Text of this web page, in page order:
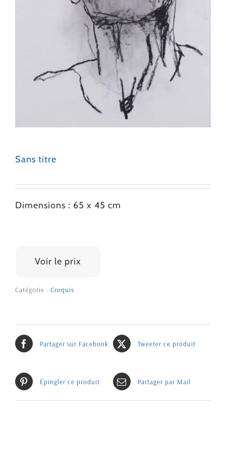
Sans titre
Dimensions : 65 x 45 cm
Voir le prix
100 €
Catégorie : Croquis
Partager sur Facebook Tweeter ce produit
Épingler ce produit Partager par Mail